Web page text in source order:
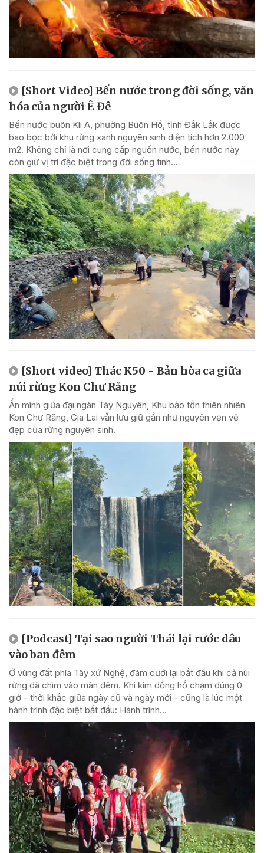
[Short Video] Bến nước trong đời sống, văn
hóa của người Ê Đê
Bến nước buôn Kli A, phường Buôn Hồ, tỉnh Đắk Lắk được
bao bọc bởi khu rừng xanh nguyên sinh diện tích hơn 2.000
m2. Không chỉ là nơi cung cấp nguồn nước, bến nước này
còn giữ vị trí đặc biệt trong đời sống tinh...
[Short video] Thác K50 - Bản hòa ca giữa
núi rừng Kon Chư Răng
Ẩn mình giữa đại ngàn Tây Nguyên, Khu bảo tồn thiên nhiên
Kon Chư Răng, Gia Lai vẫn lưu giữ gần như nguyên vẹn vẻ
đẹp của rừng nguyên sinh.
[Podcast] Tại sao người Thái lại rước dâu
vào ban đêm
Ở vùng đất phía Tây xứ Nghệ, đám cưới lại bắt đầu khi cả núi
rừng đã chìm vào màn đêm. Khi kim đồng hồ chạm đúng 0
giờ - thời khắc giữa ngày cũ và ngày mới - cũng là lúc một
hành trình đặc biệt bắt đầu: Hành trình...